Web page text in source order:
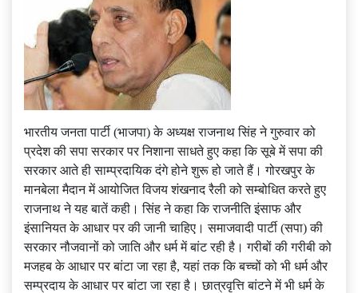
भारतीय जनता पार्टी (भाजपा) के अध्यक्ष राजनाथ सिंह ने गुरुवार को
प्रदेश की सपा सरकार पर निशाना साधते हुए कहा कि सूबे में सपा की
सरकार आते ही साम्प्रदायिक दंगे होने शुरू हो जाते हैं। गोरखपुर के
मानबेला मैदान में आयोजित विजय शंखनाद रैली को सम्बोधित करते हुए
राजनाथ ने यह बातें कही। सिंह ने कहा कि राजनीति इंसाफ और
इंसानियत के आधार पर की जानी चाहिए। समाजवादी पार्टी (सपा) की
सरकार नौजवानों को जाति और धर्म में बांट रही है। गरीबों की गरीबी को
मजहब के आधार पर बांटा जा रहा है, यहां तक कि बच्चों को भी धर्म और
सम्प्रदाय के आधार पर बांटा जा रहा है। छात्रवृत्ति बांटने में भी धर्म के